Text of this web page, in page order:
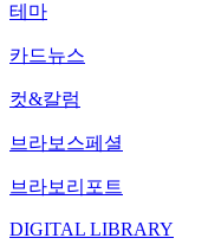
테마
카드뉴스
컷&칼럼
브라보스페셜
브라보리포트
DIGITAL LIBRARY